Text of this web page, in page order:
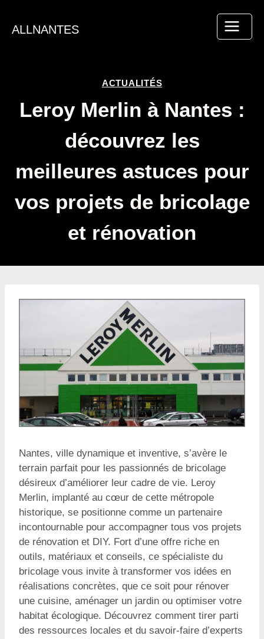
contenu
ALLNANTES
ACTUALITÉS
Leroy Merlin à Nantes :
découvrez les
meilleures astuces pour
vos projets de bricolage
et rénovation
Nantes, ville dynamique et inventive, s’avère le
terrain parfait pour les passionnés de bricolage
désireux d’améliorer leur cadre de vie. Leroy
Merlin, implanté au cœur de cette métropole
historique, se positionne comme un partenaire
incontournable pour accompagner tous vos projets
de rénovation et DIY. Fort d’une offre riche en
outils, matériaux et conseils, ce spécialiste du
bricolage vous invite à transformer vos idées en
réalisations concrètes, que ce soit pour rénover
une cuisine, aménager un jardin ou optimiser votre
habitat écologique. Découvrez comment tirer parti
des ressources locales et du savoir-faire d’experts